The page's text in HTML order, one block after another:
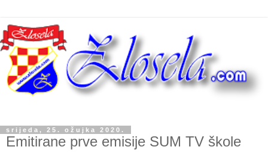
srijeda, 25. ožujka 2020.
Emitirane prve emisije SUM TV škole